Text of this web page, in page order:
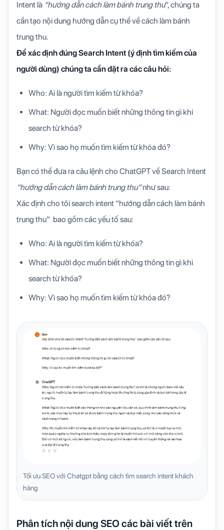
Intent là “hướng dẫn cách làm bánh trung thu“, chúng ta
cần tạo nội dung hướng dẫn cụ thể về cách làm bánh
trung thu.
Để xác định đúng Search Intent (ý định tìm kiếm của
người dùng) chúng ta cần đặt ra các câu hỏi:
Who: Ai là người tìm kiếm từ khóa?
What: Người đọc muốn biết những thông tin gì khi
search từ khóa?
Why: Vì sao họ muốn tìm kiếm từ khóa đó?
Bạn có thể đưa ra câu lệnh cho ChatGPT về Search Intent
“hướng dẫn cách làm bánh trung thu”như sau:
Xác định cho tôi search intent “hướng dẫn cách làm bánh
trung thu” bao gồm các yếu tố sau:
Who: Ai là người tìm kiếm từ khóa?
What: Người đọc muốn biết những thông tin gì khi
search từ khóa?
Why: Vì sao họ muốn tìm kiếm từ khóa đó?
Tối ưu SEO với Chatgpt bằng cách tìm search intent khách
hàng
Phân tích nội dung SEO các bài viết trên